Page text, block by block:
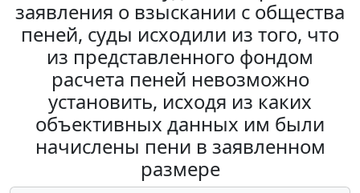
заявления о взыскании с общества
пеней, суды исходили из того, что
из представленного фондом
расчета пеней невозможно
установить, исходя из каких
объективных данных им были
начислены пени в заявленном
размере